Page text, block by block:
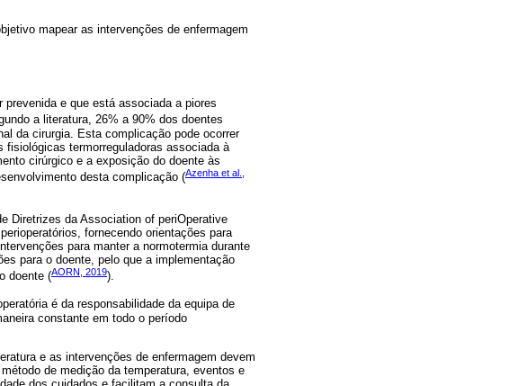
mapear as intervenções de enfermagem
e que está associada a piores
a literatura, 26% a 90% dos doentes
da cirurgia. Esta complicação pode ocorrer
termorreguladoras associada à
cirúrgico e a exposição do doente às
desta complicação (Azenha et al.,
Diretrizes da Association of periOperative
fornecendo orientações para
para manter a normotermia durante
para o doente, pelo que a implementação
doente (AORN, 2019).
é da responsabilidade da equipa de
constante em todo o período
e as intervenções de enfermagem devem
de medição da temperatura, eventos e